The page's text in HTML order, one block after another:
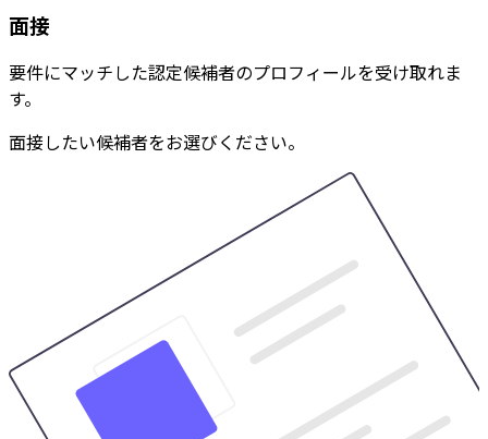
面接
要件にマッチした認定候補者のプロフィールを受け取れま
す。
面接したい候補者をお選びください。